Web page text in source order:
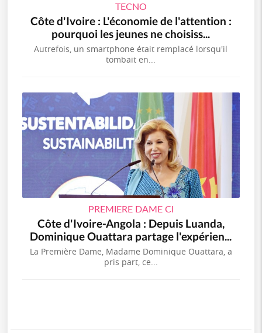
TECNO
Côte d'Ivoire : L'économie de l'attention :
pourquoi les jeunes ne choisiss...
Autrefois, un smartphone était remplacé lorsqu'il
tombait en...
PREMIERE DAME CI
Côte d'Ivoire-Angola : Depuis Luanda,
Dominique Ouattara partage l'expérien...
La Première Dame, Madame Dominique Ouattara, a
pris part, ce...